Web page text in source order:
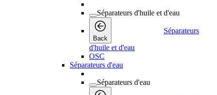
Séparateurs d'huile et d'eau
Back
Séparateurs
d'huile et d'eau
OSC
Séparateurs d'eau
Séparateurs d'eau